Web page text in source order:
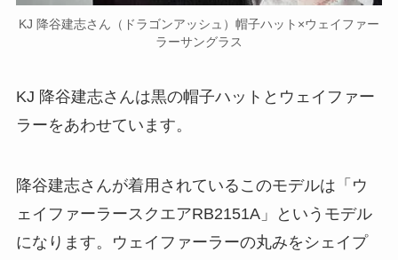
KJ 降谷建志さん（ドラゴンアッシュ）帽子ハット×ウェイファー
ラーサングラス
KJ 降谷建志さんは黒の帽子ハットとウェイファー
ラーをあわせています。
降谷建志さんが着用されているこのモデルは「ウ
ェイファーラースクエアRB2151A」というモデル
になります。ウェイファーラーの丸みをシェイプ